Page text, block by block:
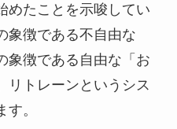
めたことを示唆してい
象徴である不自由な
象徴である自由な「お
リトレーンというシス
。